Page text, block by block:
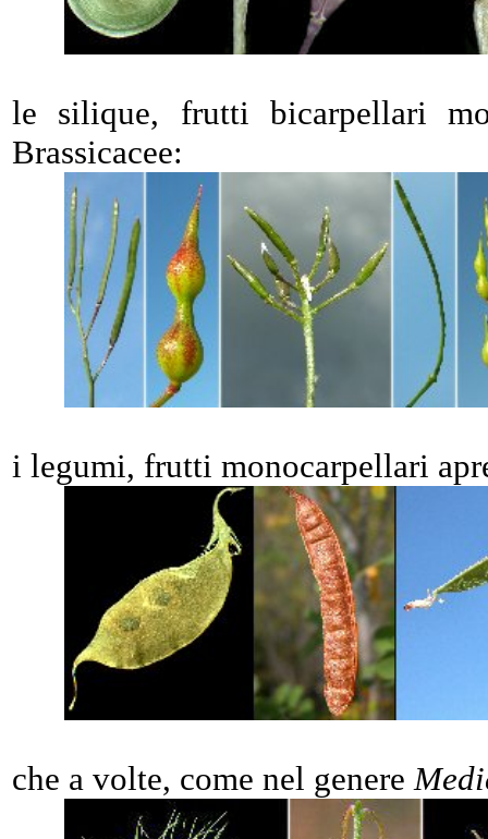
le silique, frutti bicarpellari
Brassicacee:
i legumi, frutti monocarpellari
che a volte, come nel genere